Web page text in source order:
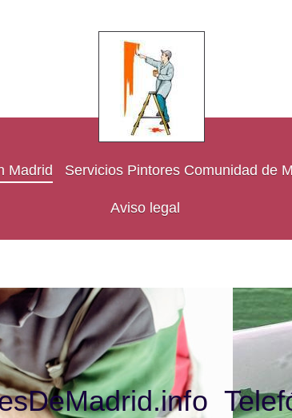
Madrid Servicios Pintores Comunidad de
Aviso legal